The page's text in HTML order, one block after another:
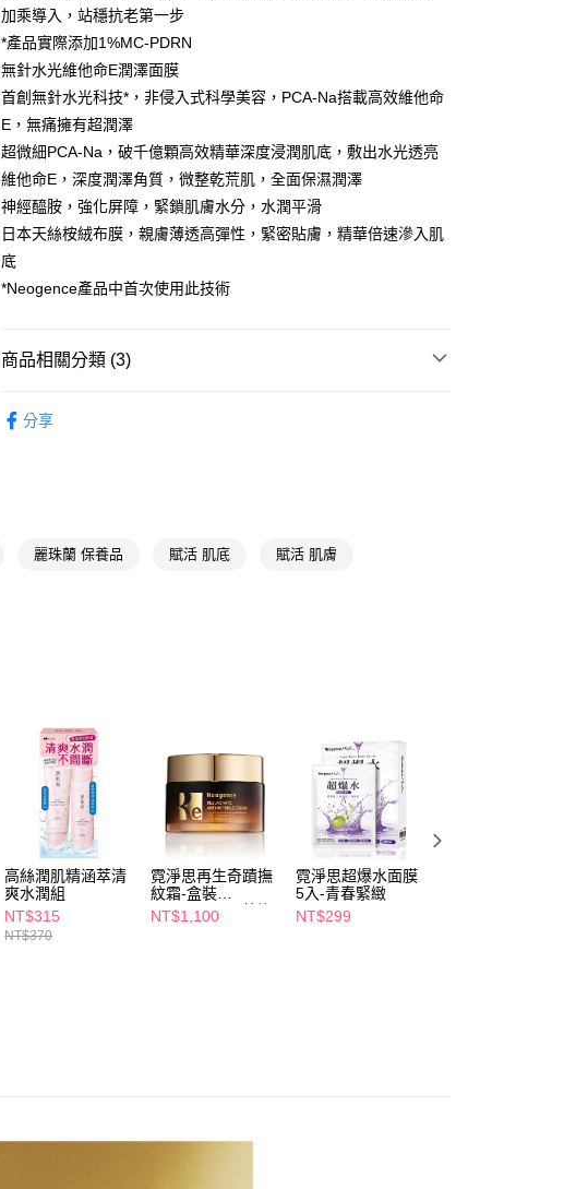
絡購買商品的店家。未經商家同意取消之訂單仍視為有效，需透過AFTEE
先享後付繳納相關費用。
※ 交易是否成功請以「AFTEE先享後付 」之結帳頁面顯示為準，若有關於
是否繳費成功／繳費後需取消欲退款等相關疑問，請聯繫「AFTEE先享後
付客戶支援中心」 https://netprotections.freshdesk.com/support/home
【注意事項】
１．透過由恩沛科技股份有限公司提供之「AFTEE先享後付」服務完成之
求債權轉讓予恩沛科技股份有限公司。
２．關於個人資料處理事宜，請瀏覽以下網址：
https://aftee.tw/terms/#terms3
３．未成年的使用者請事先徵得法定代理人或監護人之同意方可使用
「AFTEE先享後付」，若未經同意申辦者引起之損失，本公司不負相關責
任。
５．嚴禁一人註冊多個帳號或使用他人資訊註冊。若發現惡意使用之情
付款後萊爾富取貨
每筆NT$65，滿NT$490(含以上)免運費
每筆NT$65，滿NT$490(含以上)免運費
付款後7-11取貨
每筆NT$65，滿NT$490(含以上)免運費
宅配(本島)
付款後寶雅門市自取(由倉庫統一出貨)
加乘導入，站穩抗老第一步
*產品實際添加1%MC-PDRN
無針水光維他命E潤澤面膜
首創無針水光科技*，非侵入式科學美容，PCA-Na搭載高效維他命
E，無痛擁有超潤澤
超微細PCA-Na，破千億顆高效精華深度浸潤肌底，敷出水光透亮
維他命E，深度潤澤角質，微整乾荒肌，全面保濕潤澤
神經醯胺，強化屏障，緊鎖肌膚水分，水潤平滑
日本天絲桉絨布膜，親膚薄透高彈性，緊密貼膚，精華倍速滲入肌
底
*Neogence產品中首次使用此技術
商品相關分類 (3)
分享
麗珠蘭 保養品 賦活 肌底 賦活 肌膚
高絲潤肌精涵萃清
爽水潤組
NT$315
NT$370
霓淨思再生奇蹟撫
紋霜-盒裝
50ML(PDRN/外泌
NT$1,100
霓淨思超爆水面膜
5入-青春緊緻
NT$299